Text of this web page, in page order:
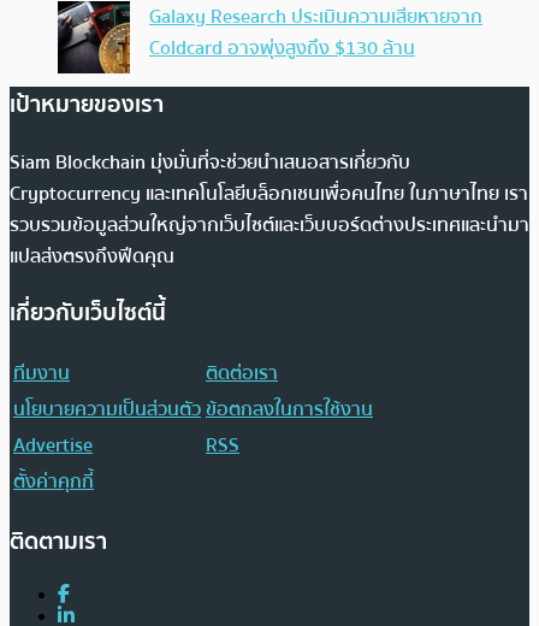
Galaxy Research ประเมินความเสียหายจาก
Coldcard อาจพุ่งสูงถึง $130 ล้าน
เป้าหมายของเรา
Siam Blockchain มุ่งมั่นที่จะช่วยนำเสนอสารเกี่ยวกับ
Cryptocurrency และเทคโนโลยีบล็อกเชนเพื่อคนไทย ในภาษาไทย เรา
รวบรวมข้อมูลส่วนใหญ่จากเว็บไซต์และเว็บบอร์ดต่างประเทศและนำมา
แปลส่งตรงถึงฟีดคุณ
เกี่ยวกับเว็บไซต์นี้
ทีมงาน
ติดต่อเรา
นโยบายความเป็นส่วนตัวข้อตกลงในการใช้งาน
Advertise
RSS
ตั้งค่าคุกกี้
ติดตามเรา